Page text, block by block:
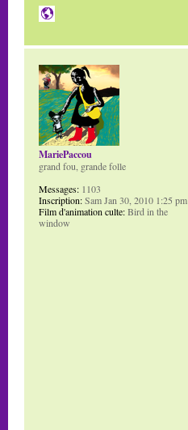
MariePaccou
grand fou, grande folle
Messages: 1103
Inscription:Sam Jan 30, 2010 1:25 pm
Film d'animation culte:Bird in the
window